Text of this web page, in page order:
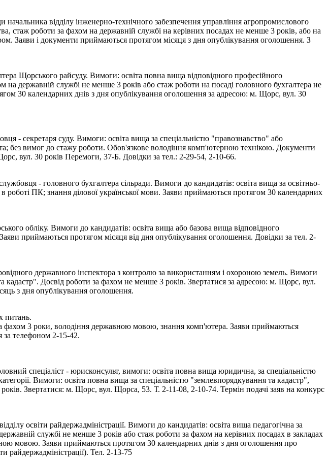
відділу інженерно-технічного забезпечення управління агропромислового
стаж роботи за фахом на державній службі на керівних посадах не менше 3 років, або на
Заяви і документи приймаються протягом місяця з дня опублікування оголошення. З
Щорського райсуду. Вимоги: освіта повна вища відповідного професійного
на державній службі не менше 3 років або стаж роботи на посаді головного бухгалтера не
30 календарних днів з дня опублікування оголошення за адресою: м. Щорс, вул. 30
- секретаря суду. Вимоги: освіта вища за спеціальністю "правознавство" або
без вимог до стажу роботи. Обов'язкове володіння комп'ютерною технікою. Документи
вул. 30 років Перемоги, 37-Б. Довідки за тел.: 2-29-54, 2-10-66.
- головного бухгалтера сільради. Вимоги до кандидатів: освіта вища за освітньо-
роботі ПК; знання ділової української мови. Заяви приймаються протягом 30 календарних
обліку. Вимоги до кандидатів: освіта вища або базова вища відповідного
приймаються протягом місяця від дня опублікування оголошення. Довідки за тел. 2-
державного інспектора з контролю за використанням і охороною земель. Вимоги
кадастр". Досвід роботи за фахом не менше 3 років. Звертатися за адресою: м. Щорс, вул.
з дня опублікування оголошення.
питань.
фахом 3 роки, володіння державною мовою, знання комп'ютера. Заяви приймаються
за телефоном 2-15-42.
спеціаліст - юрисконсульт, вимоги: освіта повна вища юридична, за спеціальністю
Вимоги: освіта повна вища за спеціальністю "землевпорядкування та кадастр",
Звертатися: м. Щорс, вул. Щорса, 53. Т. 2-11-08, 2-10-74. Термін подачі заяв на конкурс
освіти райдержадміністрації. Вимоги до кандидатів: освіта вища педагогічна за
службі не менше 3 років або стаж роботи за фахом на керівних посадах в закладах
мовою. Заяви приймаються протягом 30 календарних днів з дня оголошення про
райдержадміністрації). Тел. 2-13-75